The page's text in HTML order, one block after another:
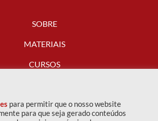
SOBRE
MATERIAIS
CURSOS
FALE CONOSCO
para permitir que o nosso website
para que seja gerado conteúdos